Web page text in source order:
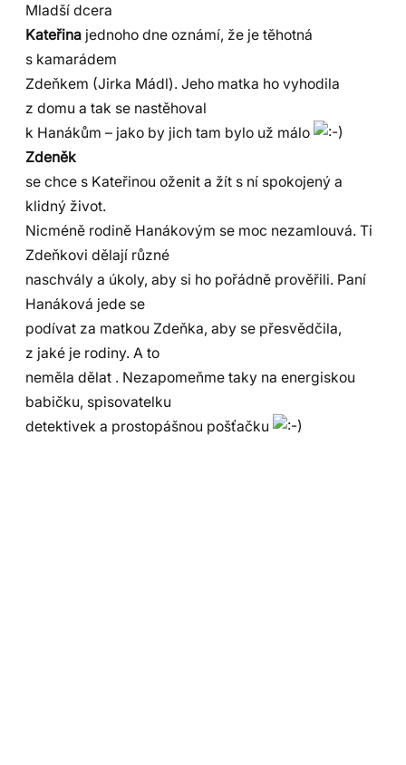
Mladší dcera
Kateřina jednoho dne oznámí, že je těhotná
s kamarádem
Zdeňkem (Jirka Mádl). Jeho matka ho vyhodila
z domu a tak se nastěhoval
k Hanákům – jako by jich tam bylo už málo
Zdeněk
se chce s Kateřinou oženit a žít s ní spokojený a
klidný život.
Nicméně rodině Hanákovým se moc nezamlouvá. Ti
Zdeňkovi dělají různé
naschvály a úkoly, aby si ho pořádně prověřili. Paní
Hanáková jede se
podívat za matkou Zdeňka, aby se přesvědčila,
z jaké je rodiny. A to
neměla dělat . Nezapomeňme taky na energiskou
babičku, spisovatelku
detektivek a prostopášnou pošťačku